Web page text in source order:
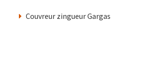
Couvreur zingueur Gargas